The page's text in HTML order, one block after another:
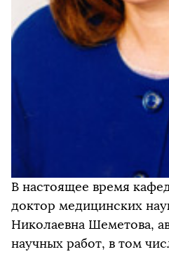
В настоящее время
доктор медицинских
Николаевна Шеметова,
научных работ, в том